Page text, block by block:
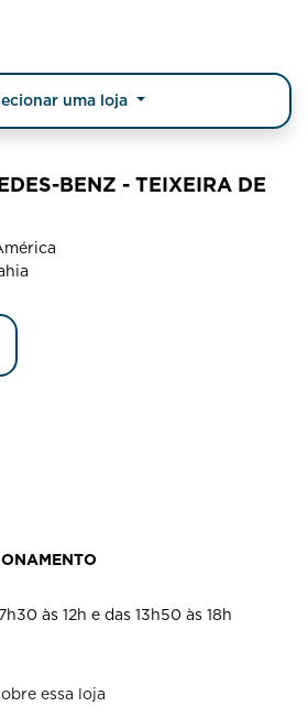
uma loja
BENZ - TEIXEIRA DE
às 12h e das 13h50 às 18h
essa loja